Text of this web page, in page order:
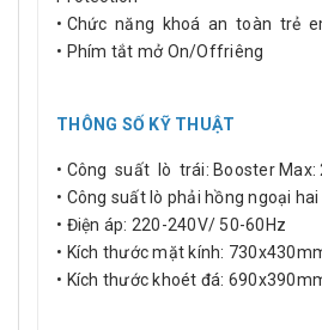
• Chức năng khoá an toàn trẻ
• Phím tắt mở On/Offriêng
THÔNG SỐ KỸ THUẬT
• Công suất lò trái: Booster Max:
• Công suất lò phải hồng ngoại
• Điện áp: 220-240V/ 50-60Hz
• Kích thước mặt kính:
• Kích thước khoét đá: